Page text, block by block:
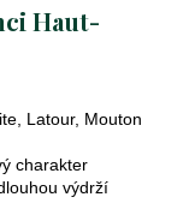
Haut-
Latour, Mouton
charakter
výdrží